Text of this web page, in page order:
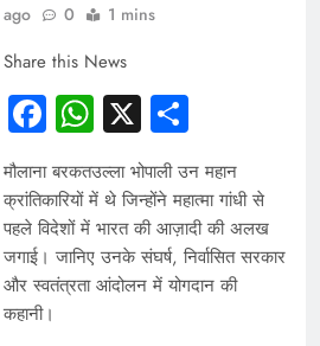
ago
0 1 mins
Share this News
Facebook
WhatsApp
X Share
मौलाना बरकतउल्ला भोपाली उन महान
क्रांतिकारियों में थे जिन्होंने महात्मा गांधी से
पहले विदेशों में भारत की आज़ादी की अलख
जगाई। जानिए उनके संघर्ष, निर्वासित सरकार
और स्वतंत्रता आंदोलन में योगदान की
कहानी।